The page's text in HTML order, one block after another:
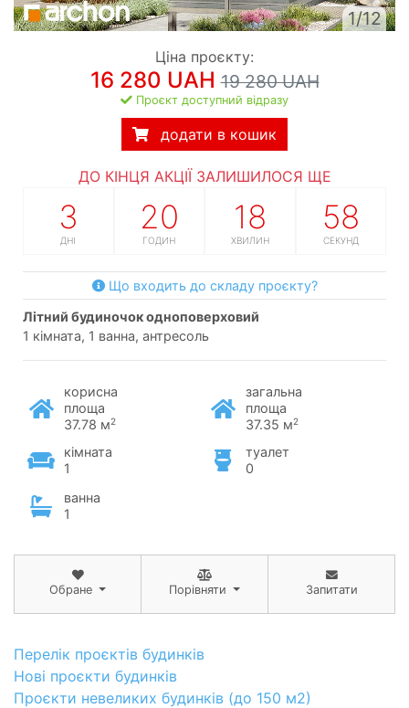
1/12
Ціна проєкту:
16 280 UAH19 280 UAH
Проєкт доступний відразу
додати в кошик
ДО КІНЦЯ АКЦІЇ ЗАЛИШИЛОСЯ ЩЕ
3
ДНІ
20
ГОДИН
18
ХВИЛИН
57
СЕКУНД
Що входить до складу проєкту?
літний будиночок одноповерховий
1 кімната, 1 ванна, антресоль
корисна
площа
37.78 м2
загальна
площа
37.35 м2
кімната
1
туалет
0
ванна
1
Обране Порівняти Запитати
Перелік проєктів будинків
Нові проєкти будинків
Проєкти невеликих будинків (до 150 м2)